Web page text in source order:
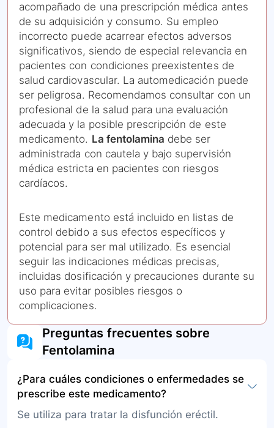
acompañado de una prescripción médica antes
de su adquisición y consumo. Su empleo
incorrecto puede acarrear efectos adversos
significativos, siendo de especial relevancia en
pacientes con condiciones preexistentes de
salud cardiovascular. La automedicación puede
ser peligrosa. Recomendamos consultar con un
profesional de la salud para una evaluación
adecuada y la posible prescripción de este
medicamento. La fentolamina debe ser
administrada con cautela y bajo supervisión
médica estricta en pacientes con riesgos
cardíacos.
Este medicamento está incluido en listas de
control debido a sus efectos específicos y
potencial para ser mal utilizado. Es esencial
seguir las indicaciones médicas precisas,
incluidas dosificación y precauciones durante su
uso para evitar posibles riesgos o
complicaciones.
Preguntas frecuentes sobre
Fentolamina
¿Para cuáles condiciones o enfermedades se
prescribe este medicamento?
Se utiliza para tratar la disfunción eréctil.